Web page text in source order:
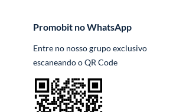
Promobit no WhatsApp
Entre no nosso grupo exclusivo
escaneando o QR Code